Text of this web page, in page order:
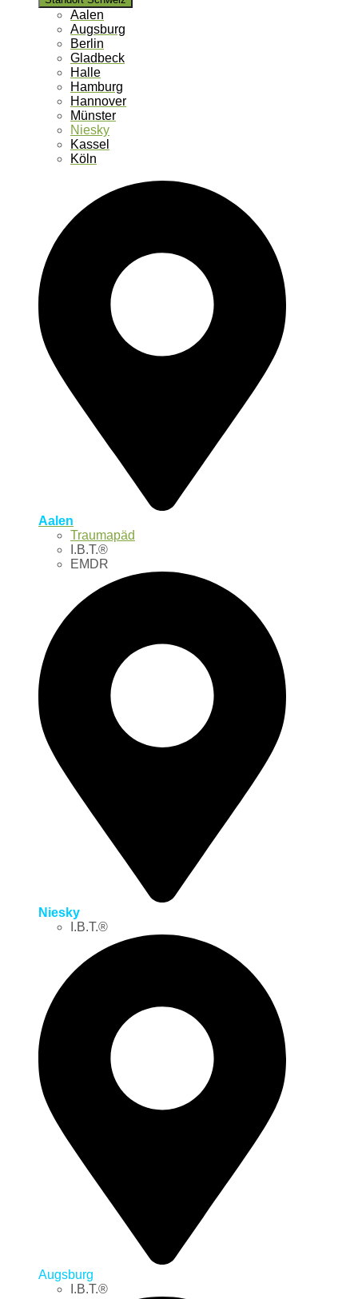
Aalen
Augsburg
Berlin
Gladbeck
Halle
Hamburg
Hannover
Münster
Niesky
Kassel
Köln
Aalen
Traumapäd
I.B.T.®
EMDR
Niesky
I.B.T.®
Augsburg
I.B.T.®